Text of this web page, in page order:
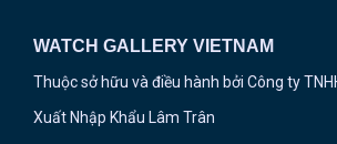
WATCH GALLERY VIETNAM
Thuộc sở hữu và điều hành bởi Công ty
Xuất Nhập Khẩu Lâm Trân